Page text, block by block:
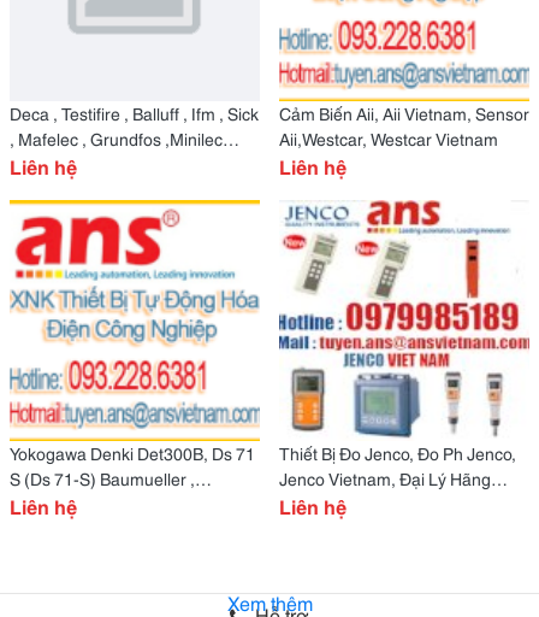
Deca , Testifire , Balluff , Ifm , Sick
, Mafelec , Grundfos ,Minilec
Vietnam,
Liên hệ
Cảm Biến Aii, Aii Vietnam, Sensor
Aii,Westcar, Westcar Vietnam
Liên hệ
Yokogawa Denki Det300B, Ds 71
S (Ds 71-S) Baumueller ,
Liên hệ
Thiết Bị Đo Jenco, Đo Ph Jenco,
Jenco Vietnam, Đại Lý Hãng
Jenco, Máy Đo Cầm Tay
Liên hệ
Xem thêm